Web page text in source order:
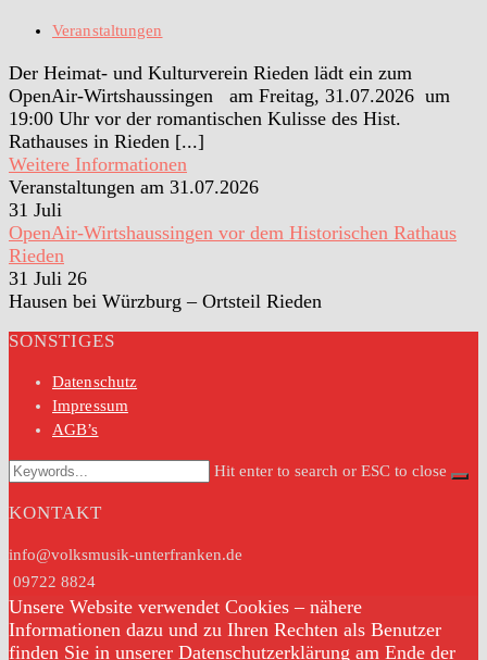
Veranstaltungen
Der Heimat- und Kulturverein Rieden lädt ein zum
OpenAir-Wirtshaussingen am Freitag, 31.07.2026 um
19:00 Uhr vor der romantischen Kulisse des Hist.
Rathauses in Rieden [...]
Weitere Informationen
Veranstaltungen am 31.07.2026
31 Juli
OpenAir-Wirtshaussingen vor dem Historischen Rathaus
Rieden
31 Juli 26
Hausen bei Würzburg – Ortsteil Rieden
SONSTIGES
Datenschutz
Impressum
AGB’s
Hit enter to search or ESC to close
KONTAKT
info@volksmusik-unterfranken.de
09722 8824
Unsere Website verwendet Cookies – nähere
Informationen dazu und zu Ihren Rechten als Benutzer
finden Sie in unserer Datenschutzerklärung am Ende der